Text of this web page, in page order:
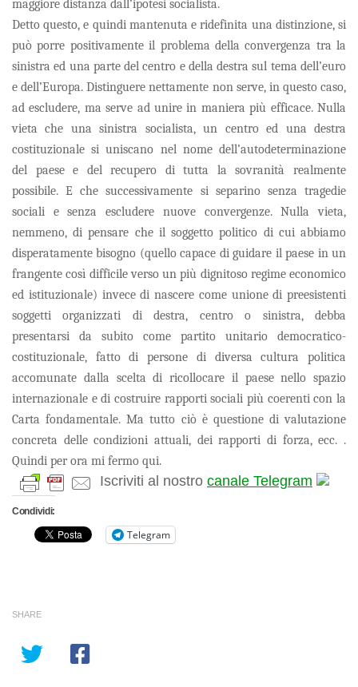
maggiore distanza dall’ipotesi socialista.
Detto questo, e quindi mantenuta e ridefinita una distinzione, si
può porre positivamente il problema della convergenza tra la
sinistra ed una parte del centro e della destra sul tema dell’euro
e dell’Europa. Distinguere nettamente non serve, in questo caso,
ad escludere, ma serve ad unire in maniera più efficace. Nulla
vieta che una sinistra socialista, un centro ed una destra
costituzionale si uniscano nel nome dell’autodeterminazione
del paese e del recupero di tutta la sovranità realmente
possibile. E che successivamente si separino senza tragedie
sociali e senza escludere nuove convergenze. Nulla vieta,
nemmeno, di pensare che il soggetto politico di cui abbiamo
disperatamente bisogno (quello capace di guidare il paese in un
frangente così difficile verso un più dignitoso regime economico
ed istituzionale) invece di nascere come unione di preesistenti
soggetti organizzati di destra, centro o sinistra, debba
presentarsi da subito come partito unitario democratico-
costituzionale, fatto di persone di diversa cultura politica
accomunate dalla scelta di ricollocare il paese nello spazio
internazionale e di costruire rapporti sociali più coerenti con la
Carta fondamentale. Ma tutto ciò è questione di valutazione
concreta delle condizioni attuali, dei rapporti di forza, ecc. .
Quindi per ora mi fermo qui.
Iscriviti al nostro canale Telegram
Condividi:
Telegram
SHARE